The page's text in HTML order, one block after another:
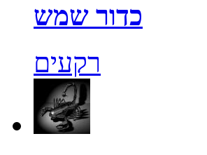
כדור שמש
רקעים